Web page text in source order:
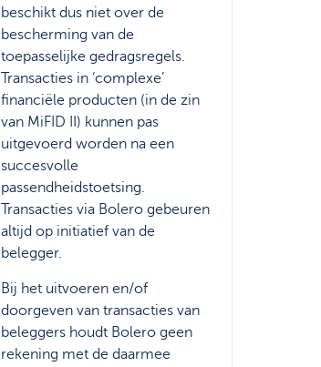
beschikt dus niet over de
bescherming van de
toepasselijke gedragsregels.
Transacties in ‘complexe’
financiële producten (in de zin
van MiFID II) kunnen pas
uitgevoerd worden na een
succesvolle
passendheidstoetsing.
Transacties via Bolero gebeuren
altijd op initiatief van de
belegger.
Bij het uitvoeren en/of
doorgeven van transacties van
beleggers houdt Bolero geen
rekening met de daarmee